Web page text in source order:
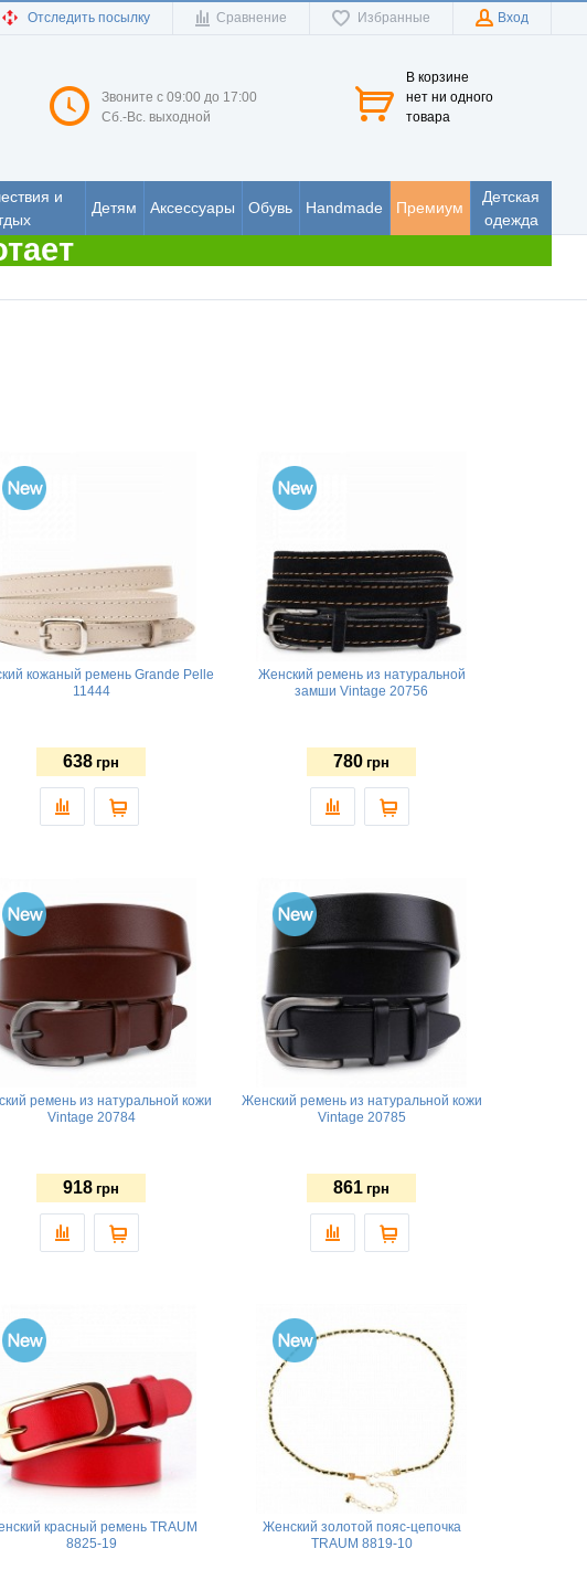
Отследить посылку Сравнение Избранные Вход
Звоните с 09:00 до 17:00
Сб.-Вс. выходной
В корзине
нет ни одного
товара
и
Детям Аксессуары Обувь Handmade Премиум
Детская
одежда
кожаный ремень Grande Pelle
11444
638 грн
Женский ремень из натуральной
замши Vintage 20756
780 грн
ремень из натуральной кожи
Vintage 20784
918 грн
Женский ремень из натуральной кожи
Vintage 20785
861 грн
красный ремень TRAUM
8825-19
Женский золотой пояс-цепочка
TRAUM 8819-10